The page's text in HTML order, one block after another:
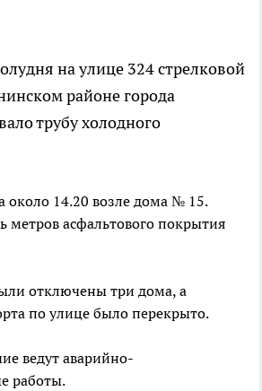
на улице 324 стрелковой
районе города
трубу холодного
около 14.20 возле дома № 15.
метров асфальтового покрытия
отключены три дома, а
по улице было перекрыто.
ведут аварийно-
работы.